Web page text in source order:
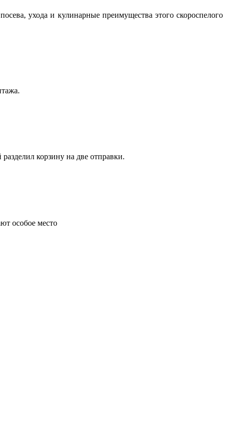
ухода и кулинарные преимущества этого скороспелого
корзину на две отправки.
особое место